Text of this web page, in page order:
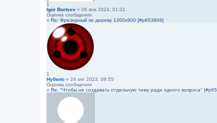
1
Igor Burtsev » 06 янв 2024, 01:01
Оценка сообщения
» Re: Фрезерный по дереву 1300х900 [#p653809]
1
Нубило » 24 окт 2023, 09:55
Оценка сообщения
» Re: "Чтобы не создавать отдельную тему ради одного вопроса"